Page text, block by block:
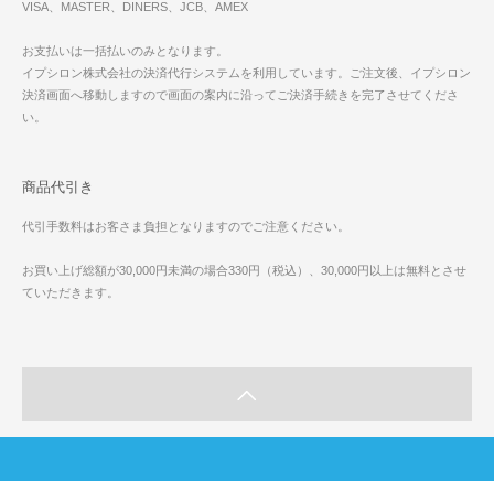
VISA、MASTER、DINERS、JCB、AMEX
お支払いは一括払いのみとなります。
イプシロン株式会社の決済代行システムを利用しています。ご注文後、イプシロン
決済画面へ移動しますので画面の案内に沿ってご決済手続きを完了させてくださ
い。
商品代引き
代引手数料はお客さま負担となりますのでご注意ください。
お買い上げ総額が30,000円未満の場合330円（税込）、30,000円以上は無料とさせ
ていただきます。